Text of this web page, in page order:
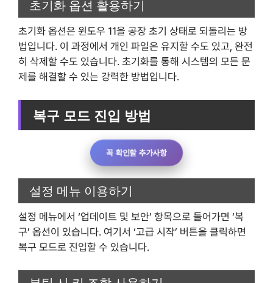
초기화 옵션 활용하기
초기화 옵션은 윈도우 11을 공장 초기 상태로 되돌리는 방
법입니다. 이 과정에서 개인 파일은 유지할 수도 있고, 완전
히 삭제할 수도 있습니다. 초기화를 통해 시스템의 모든 문
제를 해결할 수 있는 강력한 방법입니다.
복구 모드 진입 방법
꼭 확인할 추가사항
설정 메뉴 이용하기
설정 메뉴에서 ‘업데이트 및 보안’ 항목으로 들어가면 ‘복
구’ 옵션이 있습니다. 여기서 ‘고급 시작’ 버튼을 클릭하면
복구 모드로 진입할 수 있습니다.